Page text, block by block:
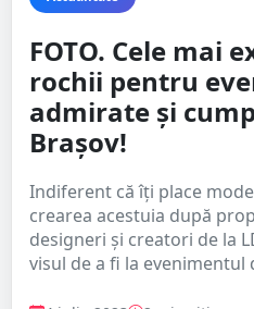
FOTO. Cele mai
rochii pentru
admirate și
Brașov!
Indiferent că îți place
crearea acestuia după
designeri și creatori de la
visul de a fi la evenimentul